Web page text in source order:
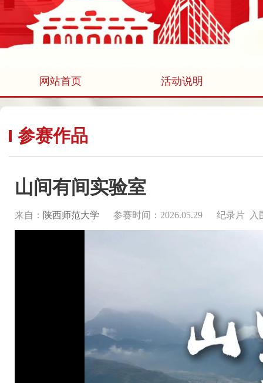
网站首页 活动说明
参赛作品
山间有间实验室
来自： 陕西师范大学 参赛时间：2026.05.29 纪录片 入